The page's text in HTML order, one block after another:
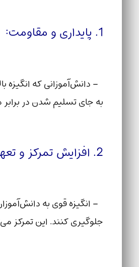
1. پایداری و مقاومت:
– دانش‌آموزانی که انگیزه
به جای تسلیم شدن در
2. افزایش تمرکز و تعهد:
– انگیزه قوی به
جلوگیری کنند. این تمرکز